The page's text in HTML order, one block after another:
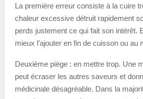
La première erreur consiste à la cuire
chaleur excessive détruit rapidement
perds justement ce qui fait son intérêt.
mieux l’ajouter en fin de cuisson ou au
Deuxième piège : en mettre trop. Une
peut écraser les autres saveurs et
médicinale désagréable. Dans la